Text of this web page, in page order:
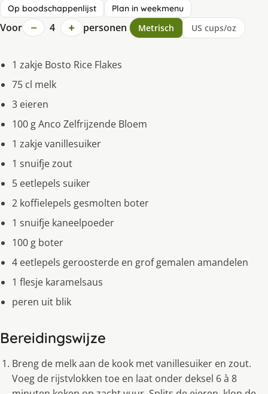
Op boodschappenlijst Plan in weekmenu
Voor − 4 + personen Metrisch US cups/oz
1 zakje Bosto Rice Flakes
75 cl melk
3 eieren
100 g Anco Zelfrijzende Bloem
1 zakje vanillesuiker
1 snuifje zout
5 eetlepels suiker
2 koffielepels gesmolten boter
1 snuifje kaneelpoeder
100 g boter
4 eetlepels geroosterde en grof gemalen amandelen
1 flesje karamelsaus
peren uit blik
Bereidingswijze
Breng de melk aan de kook met vanillesuiker en zout.
Voeg de rijstvlokken toe en laat onder deksel 6 à 8